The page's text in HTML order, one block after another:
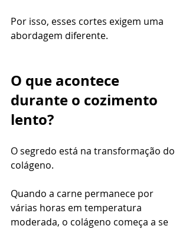
Por isso, esses cortes exigem uma
abordagem diferente.
O que acontece
durante o cozimento
lento?
O segredo está na transformação do
colágeno.
Quando a carne permanece por
várias horas em temperatura
moderada, o colágeno começa a se